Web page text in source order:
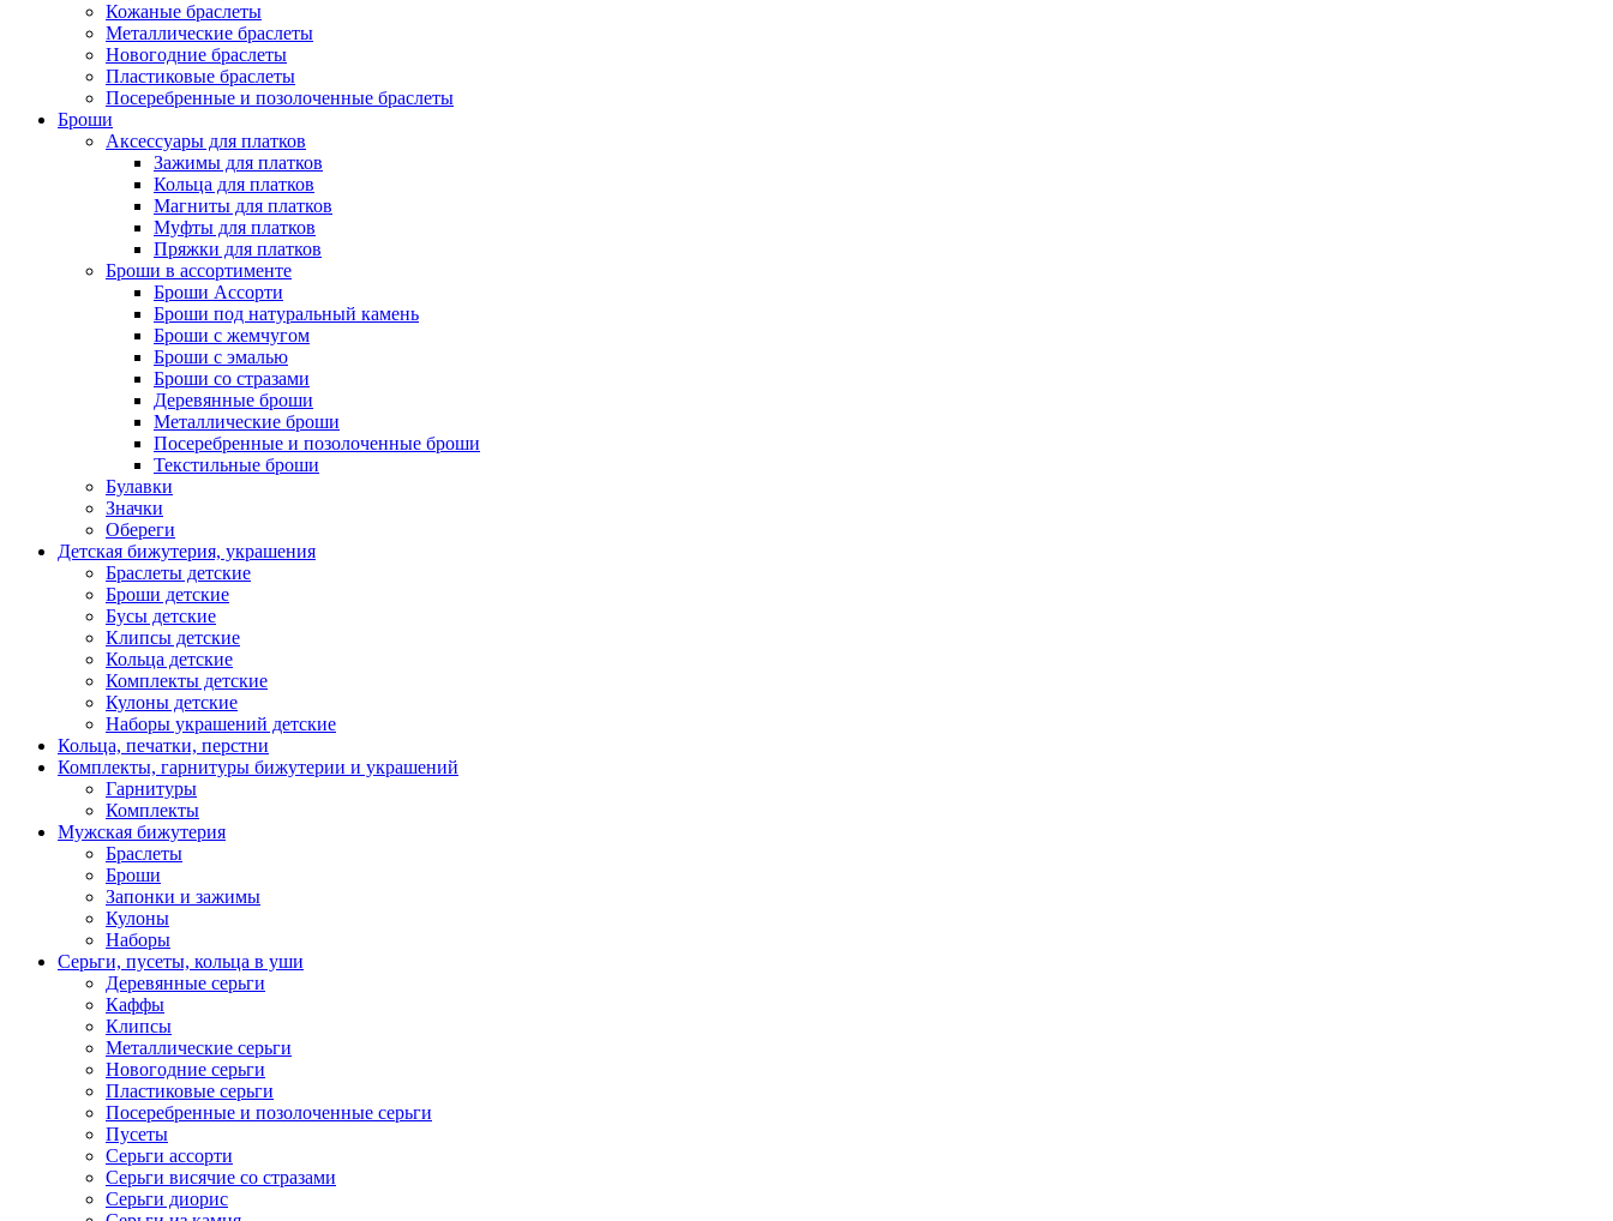
Кожаные браслеты
Металлические браслеты
Новогодние браслеты
Пластиковые браслеты
Посеребренные и позолоченные браслеты
Броши
Аксессуары для платков
Зажимы для платков
Кольца для платков
Магниты для платков
Муфты для платков
Пряжки для платков
Броши в ассортименте
Броши Ассорти
Броши под натуральный камень
Броши с жемчугом
Броши с эмалью
Броши со стразами
Деревянные броши
Металлические броши
Посеребренные и позолоченные броши
Текстильные броши
Булавки
Значки
Обереги
Детская бижутерия, украшения
Браслеты детские
Броши детские
Бусы детские
Клипсы детские
Кольца детские
Комплекты детские
Кулоны детские
Наборы украшений детские
Кольца, печатки, перстни
Комплекты, гарнитуры бижутерии и украшений
Гарнитуры
Комплекты
Мужская бижутерия
Браслеты
Броши
Запонки и зажимы
Кулоны
Наборы
Серьги, пусеты, кольца в уши
Деревянные серьги
Каффы
Клипсы
Металлические серьги
Новогодние серьги
Пластиковые серьги
Посеребренные и позолоченные серьги
Пусеты
Серьги ассорти
Серьги висячие со стразами
Серьги диорис